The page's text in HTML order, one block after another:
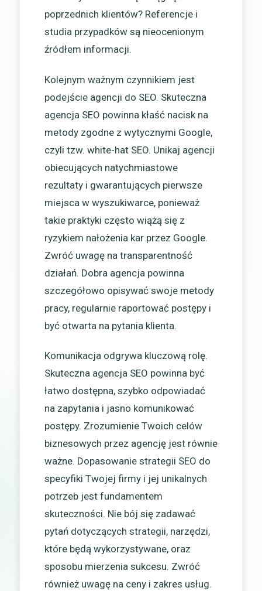
poprzednich klientów? Referencje i
studia przypadków są nieocenionym
źródłem informacji.
Kolejnym ważnym czynnikiem jest
podejście agencji do SEO. Skuteczna
agencja SEO powinna kłaść nacisk na
metody zgodne z wytycznymi Google,
czyli tzw. white-hat SEO. Unikaj agencji
obiecujących natychmiastowe
rezultaty i gwarantujących pierwsze
miejsca w wyszukiwarce, ponieważ
takie praktyki często wiążą się z
ryzykiem nałożenia kar przez Google.
Zwróć uwagę na transparentność
działań. Dobra agencja powinna
szczegółowo opisywać swoje metody
pracy, regularnie raportować postępy i
być otwarta na pytania klienta.
Komunikacja odgrywa kluczową rolę.
Skuteczna agencja SEO powinna być
łatwo dostępna, szybko odpowiadać
na zapytania i jasno komunikować
postępy. Zrozumienie Twoich celów
biznesowych przez agencję jest równie
ważne. Dopasowanie strategii SEO do
specyfiki Twojej firmy i jej unikalnych
potrzeb jest fundamentem
skuteczności. Nie bój się zadawać
pytań dotyczących strategii, narzędzi,
które będą wykorzystywane, oraz
sposobu mierzenia sukcesu. Zwróć
również uwagę na ceny i zakres usług.